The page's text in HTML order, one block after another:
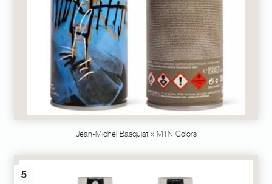
Jean-Michel Basquiat x MTN Colors
5